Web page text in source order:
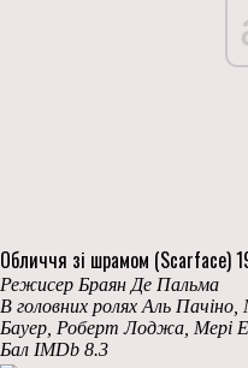
Обличчя зі шрамом (Scarface)
Режисер Браян Де Пальма
В головних ролях Аль
Бауер, Роберт Лоджа, Мері
Бал IMDb 8.3